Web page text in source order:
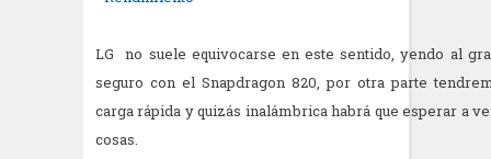
LG no suele equivocarse en este sentido, yendo al
seguro con el Snapdragon 820, por otra parte
carga rápida y quizás inalámbrica habrá que esperar a
cosas.